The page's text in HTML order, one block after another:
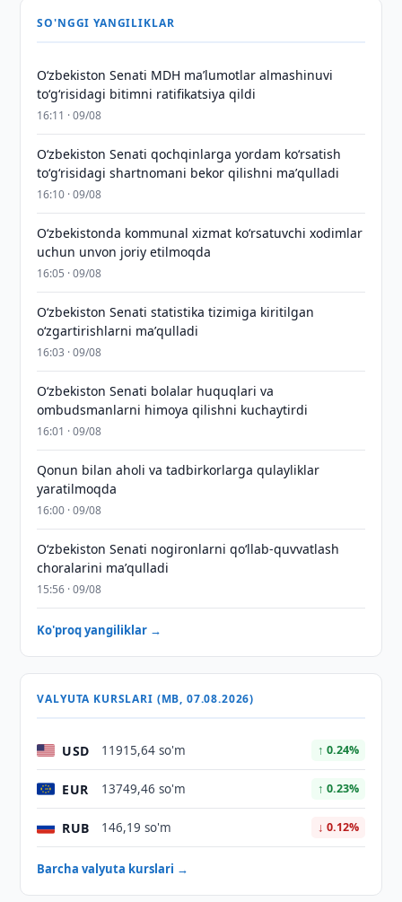
SO'NGGI YANGILIKLAR
Oʻzbekiston Senati MDH maʼlumotlar almashinuvi
toʻgʻrisidagi bitimni ratifikatsiya qildi
16:11 · 09/08
Oʻzbekiston Senati qochqinlarga yordam koʻrsatish
toʻgʻrisidagi shartnomani bekor qilishni maʼqulladi
16:10 · 09/08
Oʻzbekistonda kommunal xizmat koʻrsatuvchi xodimlar
uchun unvon joriy etilmoqda
16:05 · 09/08
Oʻzbekiston Senati statistika tizimiga kiritilgan
oʻzgartirishlarni maʼqulladi
16:03 · 09/08
Oʻzbekiston Senati bolalar huquqlari va
ombudsmanlarni himoya qilishni kuchaytirdi
16:01 · 09/08
Qonun bilan aholi va tadbirkorlarga qulayliklar
yaratilmoqda
16:00 · 09/08
Oʻzbekiston Senati nogironlarni qoʻllab-quvvatlash
choralarini maʼqulladi
15:56 · 09/08
Ko'proq yangiliklar →
VALYUTA KURSLARI (MB, 07.08.2026)
USD 11915,64 so'm ↑ 0.24%
EUR 13749,46 so'm ↑ 0.23%
RUB 146,19 so'm ↓ 0.12%
Barcha valyuta kurslari →